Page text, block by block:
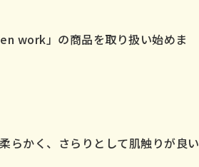
work」の商品を取り扱い始めま
らかく、さらりとして肌触りが良い